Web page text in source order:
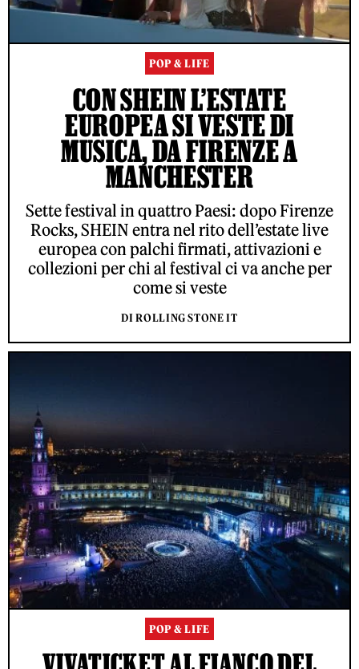
POP & LIFE
CON SHEIN L’ESTATE
EUROPEA SI VESTE DI
MUSICA, DA FIRENZE A
MANCHESTER
Sette festival in quattro Paesi: dopo Firenze
Rocks, SHEIN entra nel rito dell’estate live
europea con palchi firmati, attivazioni e
collezioni per chi al festival ci va anche per
come si veste
DI ROLLING STONE IT
POP & LIFE